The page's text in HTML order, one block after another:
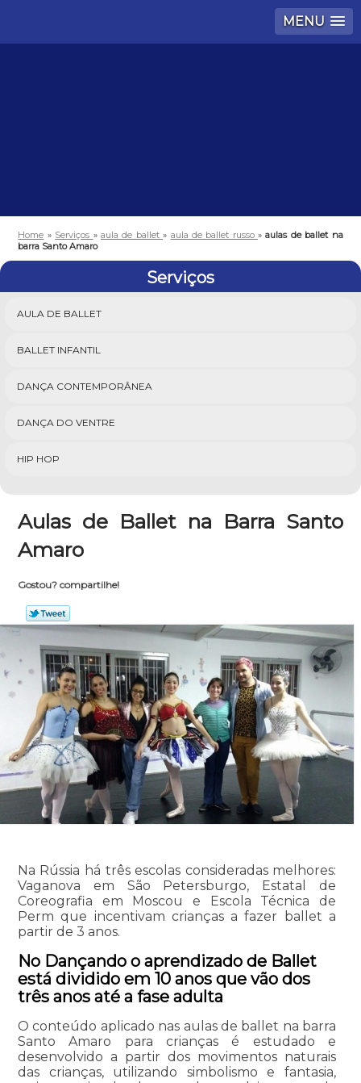
MENU
Home » Serviços » aula de ballet» aula de ballet russo»aulas de ballet na
barra Santo Amaro
Serviços
AULA DE BALLET
BALLET INFANTIL
DANÇA CONTEMPORÂNEA
DANÇA DO VENTRE
HIP HOP
Aulas de Ballet na Barra Santo
Amaro
Gostou? compartilhe!
Na Rússia há três escolas consideradas melhores:
Vaganova em São Petersburgo, Estatal de
Coreografia em Moscou e Escola Técnica de
Perm que incentivam crianças a fazer ballet a
partir de 3 anos.
No Dançando o aprendizado de Ballet
está dividido em 10 anos que vão dos
três anos até a fase adulta
O conteúdo aplicado nas aulas de ballet na barra
Santo Amaro para crianças é estudado e
desenvolvido a partir dos movimentos naturais
das crianças, utilizando simbolismo e fantasia,